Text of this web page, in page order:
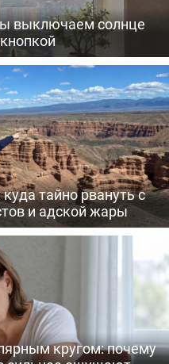
выключаем солнце
тайно рвануть с
и адской жары
кругом: почему